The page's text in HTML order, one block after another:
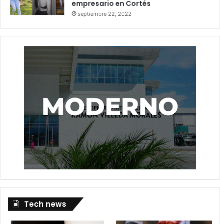
empresario en Cortés
septiembre 22, 2022
Tech news